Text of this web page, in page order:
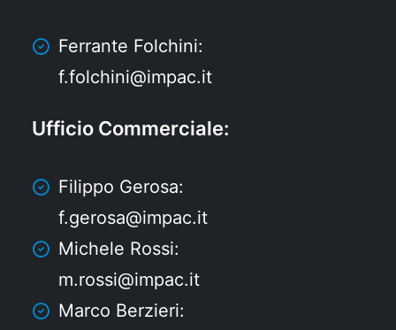
Ferrante Folchini:
f.folchini@impac.it
Ufficio Commerciale:
Filippo Gerosa:
f.gerosa@impac.it
Michele Rossi:
m.rossi@impac.it
Marco Berzieri: